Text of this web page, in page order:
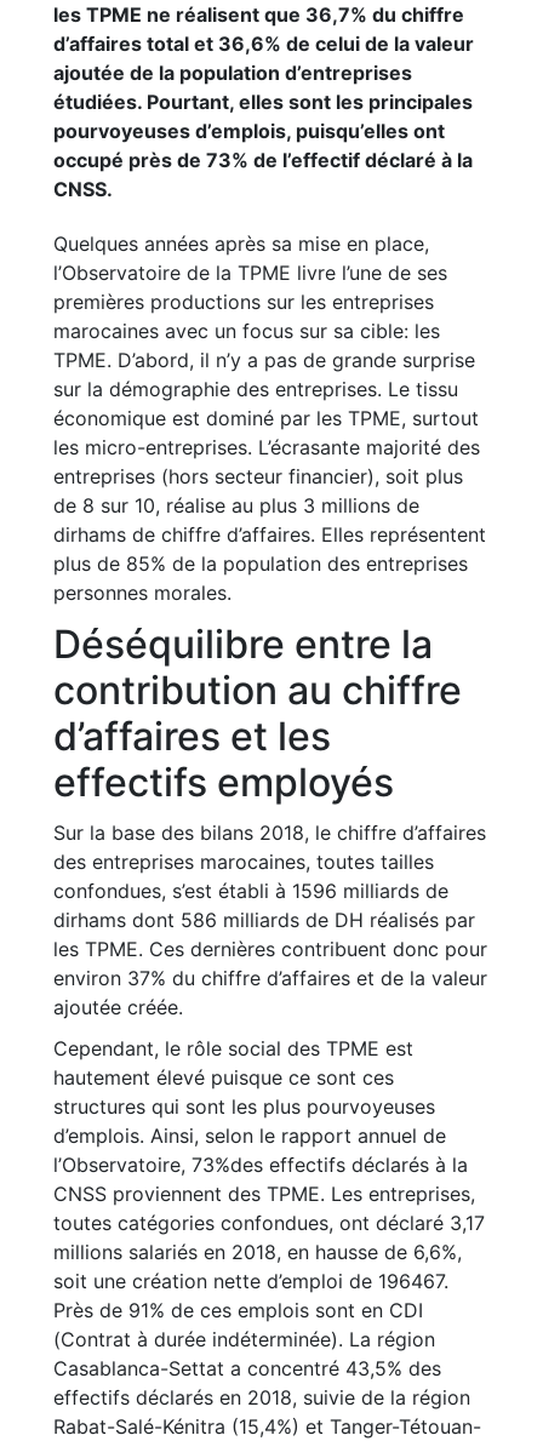
les TPME ne réalisent que 36,7% du chiffre
d’affaires total et 36,6% de celui de la valeur
ajoutée de la population d’entreprises
étudiées. Pourtant, elles sont les principales
pourvoyeuses d’emplois, puisqu’elles ont
occupé près de 73% de l’effectif déclaré à la
CNSS.
Quelques années après sa mise en place,
l’Observatoire de la TPME livre l’une de ses
premières productions sur les entreprises
marocaines avec un focus sur sa cible: les
TPME. D’abord, il n’y a pas de grande surprise
sur la démographie des entreprises. Le tissu
économique est dominé par les TPME, surtout
les micro-entreprises. L’écrasante majorité des
entreprises (hors secteur financier), soit plus
de 8 sur 10, réalise au plus 3 millions de
dirhams de chiffre d’affaires. Elles représentent
plus de 85% de la population des entreprises
personnes morales.
Déséquilibre entre la
contribution au chiffre
d’affaires et les
effectifs employés
Sur la base des bilans 2018, le chiffre d’affaires
des entreprises marocaines, toutes tailles
confondues, s’est établi à 1596 milliards de
dirhams dont 586 milliards de DH réalisés par
les TPME. Ces dernières contribuent donc pour
environ 37% du chiffre d’affaires et de la valeur
ajoutée créée.
Cependant, le rôle social des TPME est
hautement élevé puisque ce sont ces
structures qui sont les plus pourvoyeuses
d’emplois. Ainsi, selon le rapport annuel de
l’Observatoire, 73%des effectifs déclarés à la
CNSS proviennent des TPME. Les entreprises,
toutes catégories confondues, ont déclaré 3,17
millions salariés en 2018, en hausse de 6,6%,
soit une création nette d’emploi de 196467.
Près de 91% de ces emplois sont en CDI
(Contrat à durée indéterminée). La région
Casablanca-Settat a concentré 43,5% des
effectifs déclarés en 2018, suivie de la région
Rabat-Salé-Kénitra (15,4%) et Tanger-Tétouan-